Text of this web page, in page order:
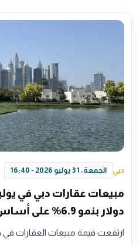
دبي الجمعة، 31 يوليو 2026 - 16:40
دولار بنمو 6.9% على أساس شهري